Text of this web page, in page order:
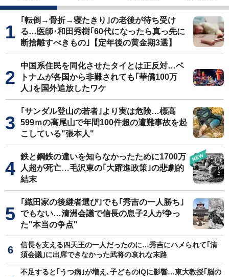
｢転倒→骨折→寝たきり｣の老後が待ち受け
る…医師･和田秀樹｢60代になったら真っ先に
断捨離すべきもの｣【定年後の黄金期3選】
中国系住民を同化させたタイとは正反対…ベ
トナムが各国から非難されても｢華僑100万
人｣を国外追放したワケ
｢サンダル登山の若者｣より実は危険…標高
599ｍの高尾山で年間100件超の遭難事故を起
こしている"張本人"
鉄と鋼鉄の違いを知らなかったために1700万
人超が死亡…毛沢東の｢大躍進政策｣の悲劇的
結末
｢織田家の後継者選び｣でも｢秀吉の一人勝ち｣
でもない…清洲会議で信長の息子2人が争っ
た"本当の争点"
信長を支える四天王の一人だったのに…秀吉にハメられて｢清
須会議｣に出席できなかった武将の哀れな末路
不足すると｢うつ病｣が増え､子どものIQに影響…東大教授｢脳の